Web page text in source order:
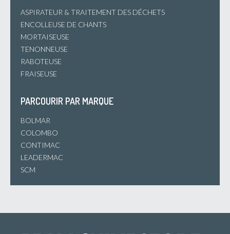
ASPIRATEUR & TRAITEMENT DES DÉCHETS
ENCOLLEUSE DE CHANTS
MORTAISEUSE
TENONNEUSE
RABOTEUSE
FRAISEUSE
PARCOURIR PAR MARQUE
BOLMAR
COLOMBO
CONTIMAC
LEADERMAC
SCM